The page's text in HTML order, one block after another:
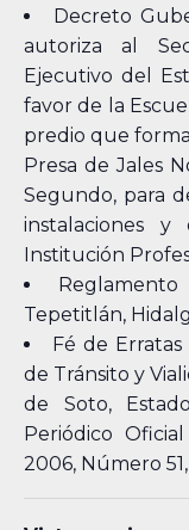
Decreto
autoriza al
Ejecutivo del
favor de la
predio que
Presa de Jales
Segundo, para
instalaciones y
Institución
Tepetitlán,
Fé de
de Tránsito y
de Soto,
Periódico
2006, Número